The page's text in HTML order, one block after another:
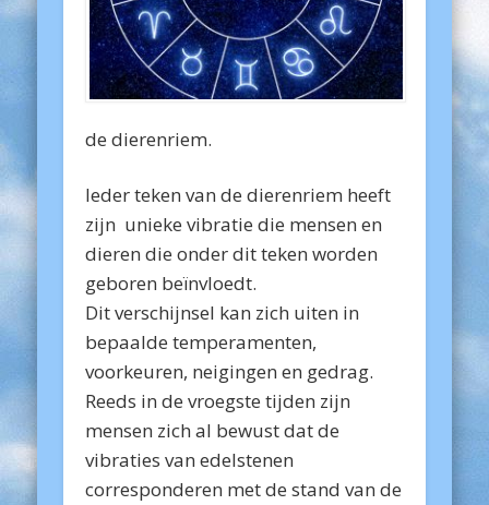
de dierenriem.
Ieder teken van de dierenriem heeft
zijn unieke vibratie die mensen en
dieren die onder dit teken worden
geboren beïnvloedt.
Dit verschijnsel kan zich uiten in
bepaalde temperamenten,
voorkeuren, neigingen en gedrag.
Reeds in de vroegste tijden zijn
mensen zich al bewust dat de
vibraties van edelstenen
corresponderen met de stand van de